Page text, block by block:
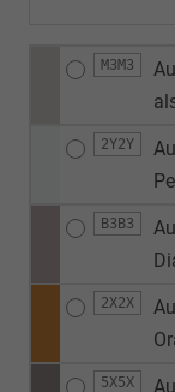
M3M3
2Y2Y
B3B3
2X2X
5X5X